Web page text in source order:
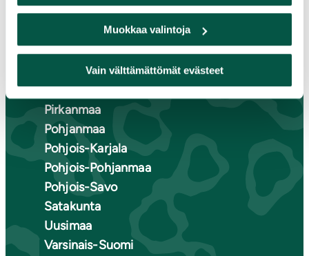
Muokkaa valintoja
Vain välttämättömät evästeet
Etelä-Savo
Keski-Suomi
Kymenlaakso
Lappi
Pirkanmaa
Pohjanmaa
Pohjois-Karjala
Pohjois-Pohjanmaa
Pohjois-Savo
Satakunta
Uusimaa
Varsinais-Suomi